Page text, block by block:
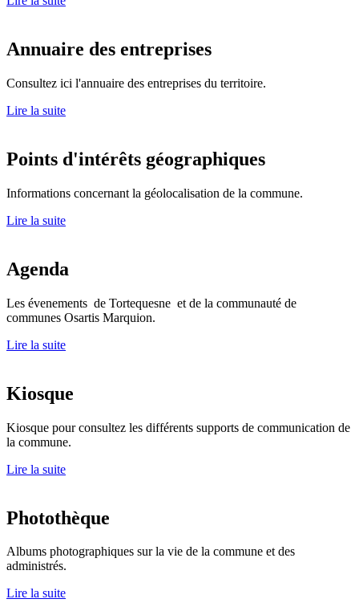
Annuaire des entreprises
Consultez ici l'annuaire des entreprises du territoire.
Lire la suite
Points d'intérêts géographiques
Informations concernant la géolocalisation de la commune.
Lire la suite
Agenda
Les évenements de Tortequesne et de la communauté de
communes Osartis Marquion.
Lire la suite
Kiosque
Kiosque pour consultez les différents supports de communication de
la commune.
Lire la suite
Photothèque
Albums photographiques sur la vie de la commune et des
administrés.
Lire la suite